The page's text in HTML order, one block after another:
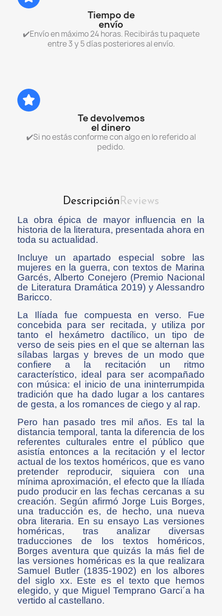
Tiempo de
envío
✔️Envío en máximo 24 horas. Recibirás tu paquete
entre 3 y 5 días posteriores al envío.
Te devolvemos
el dinero
✔️Si no estás conforme con algo en lo referido al
pedido.
DescripciónReviews
La obra épica de mayor influencia en la
historia de la literatura, presentada ahora en
toda su actualidad.
Incluye un apartado especial sobre las
mujeres en la guerra, con textos de Marina
Garcés, Alberto Conejero (Premio Nacional
de Literatura Dramática 2019) y Alessandro
Baricco.
La Ilíada fue compuesta en verso. Fue
concebida para ser recitada, y utiliza por
tanto el hexámetro dactílico, un tipo de
verso de seis pies en el que se alternan las
sílabas largas y breves de un modo que
confiere a la recitación un ritmo
característico, ideal para ser acompañado
con música: el inicio de una ininterrumpida
tradición que ha dado lugar a los cantares
de gesta, a los romances de ciego y al rap.
Pero han pasado tres mil años. Es tal la
distancia temporal, tanta la diferencia de los
referentes culturales entre el público que
asistía entonces a la recitación y el lector
actual de los textos homéricos, que es vano
pretender reproducir, siquiera con una
mínima aproximación, el efecto que la Ilíada
pudo producir en las fechas cercanas a su
creación. Según afirmó Jorge Luis Borges,
una traducción es, de hecho, una nueva
obra literaria. En su ensayo Las versiones
homéricas, tras analizar diversas
traducciones de los textos homéricos,
Borges aventura que quizás la más fiel de
las versiones homéricas es la que realizara
Samuel Butler (1835-1902) en los albores
del siglo xx. Este es el texto que hemos
elegido, y que Miguel Temprano Garci´a ha
vertido al castellano.